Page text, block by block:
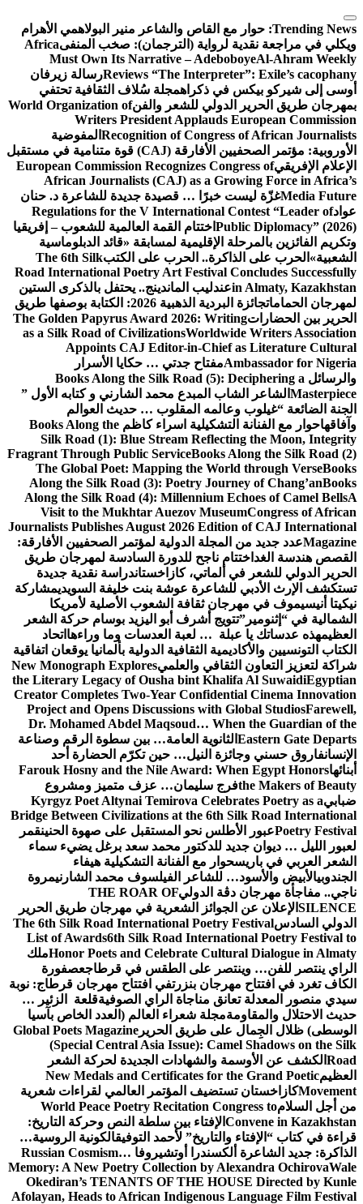
التجاوز
إلى
المحتوى
Trending News: حوار مع القاص والشاعر منير البولاهمي الأهرام
ويكلي في مراجعة نقدية لرواية (الترجمان): صخب المنفىAfrica
Must Own Its Narrative – AdeboboyeAl-Ahram Weekly
Reviews “The Interpreter”: Exile’s cacophanyرسالة زيرفان
أوسى إلى شيركو بيكس في ذكراهمجلة سُلاف الثقافية تحتفي
بمهرجان طريق الحرير الدولي للشعر والفنWorld Organization of
Writers President Applauds European Commission
Recognition of Congress of African Journalists المفوضية
الأوروبية: مؤتمر الصحفيين الأفارقة (CAJ) قوة متنامية في مستقبل
الإعلام الإفريقيEuropean Commission Recognizes Congress of
African Journalists (CAJ) as a Growing Force in Africa’s
Media Futureغزّة ليست خبرًا … قصيدة جديدة للشاعرة د. حنان
عوادRegulations for the V International Contest “Leader of
Public Diplomacy” (2026) اختتام القمة العالمية للشعوب – إفريقيا
وتكريم الفائزين بالمرحلة الإقليمية لمسابقة «قائد الدبلوماسية
الشعبية» الحرب على الذاكرة.. الحرب على الكتبThe 6th Silk
Road International Poetry Art Festival Concludes Successfully
in Almaty, Kazakhstanعندليب الماندينج.. يحتفل بالذكرى الستين
لمهرجان الحمامات
جائزة البردية الذهبية 2026: الكتابة بوصفها طريق
الحرير بين الحضاراتThe Golden Papyrus Award 2026: Writing
as a Silk Road of CivilizationsWorldwide Writers Association
Appoints CAJ Editor-in-Chief as Literature Cultural
Ambassador for Nigeriaمفتاح جدتي … حكايا الأسرار
والرسائل Books Along the Silk Road (5): Deciphering a
Masterpiece الشاعر الشاب المبدع محمد الشارني و كتابه الأول ”
الجنة الضائعة “غيلوب وعالمه المقلوب … حديث العوالم
وآفاقهاحوار مع الفنانة التشكيلية اسراء كاظم Books Along the
Silk Road (1): Blue Stream Reflecting the Moon, Integrity
Fragrant Through Public ServiceBooks Along the Silk Road (2)
The Global Poet: Mapping the World through VerseBooks
Along the Silk Road (3): Poetry Journey of Chang’anBooks
Along the Silk Road (4): Millennium Echoes of Camel BellsA
Visit to the Mukhtar Auezov MuseumCongress of African
Journalists Publishes August 2026 Edition of CAJ International
Magazineعدد جديد من المجلة الدولية لمؤتمر الصحفيين الأفارقة:
القصص هندسة الغد اختتام ناجح للدورة السادسة لمهرجان طريق
الحرير الدولي للشعر في ألماتي، كازاخستاندراسة نقدية جديدة
تستكشف الإرث الأدبي للشاعرة عوشة بنت خليفة السويديمشاركة
نيكيتا أنيسيموف في مهرجان ثقافة الشعوب الأصلية لأمريكا
الشمالية في “إثنومير”تتويج أشرف أبو اليزيد بوسام حركة الشعر
العظيمهذه عدساتك يا عبلة … لعبة العدسات وما وراءها اتحاد
الكتاب التونسيين والأكاديمية الثقافية الدولية بألمانيا يوقعان اتفاقية
شراكة لتعزيز التعاون الثقافي والعلميNew Monograph Explores
the Literary Legacy of Ousha bint Khalifa Al SuwaidiEgyptian
Creator Completes Two-Year Confidential Cinema Innovation
Project and Opens Discussions with Global StudiosFarewell,
Dr. Mohamed Abdel Maqsoud… When the Guardian of the
Eastern Gate Departs الثانوية العامة… بين سطوة الرقم وصناعة
الإنسانفاروق حسني وجائزة النيل… حين تكرّم الحضارة أحد
أبنائهاFarouk Hosny and the Nile Award: When Egypt Honors
the Makers of Beautyفرج سليمان… عزف متميز ومشروع
ضبابيKyrgyz Poet Altynai Temirova Celebrates Poetry as a
Bridge Between Civilizations at the 6th Silk Road International
Poetry Festivalعبور الأطلس نحو المستقبل على صهوة الحنينقمر
لعبور الليل … ديوان جديد للدكتور محمد سعد برغل يضيء سماء
الشعر العربي في باريسحوار مع الفنانة التشكيلية هيفاء
الجندوبيالأبيض والأسود… للشاعر الفيلسوف محمد الشارنيمروة
ناجي.. مفاجأة مهرجان دڨة الدوليTHE ROAR OF
SILENCE الإعلان عن الجوائز الشعرية في مهرجان طريق الحرير
الدولي السادسThe 6th Silk Road International Poetry Festival
List of Awards6th Silk Road International Poetry Festival to
Honor Poets and Celebrate Cultural Dialogue in Almatyملك
الراي ينتصر للفن… وينتصر على الطقس في قرطاجعصفورة
الكاف تغرد في افتتاح مهرجان بنزرتفي افتتاح مهرجان قرطاج: نوبة
سيدي منصور المعدلة تعانق مناجاة الراي الصوفيةقلعة الزئير …
حديث الاحتلال والمقاومةمجلة شعراء العالم (العدد الخاص بآسيا
الوسطى) ظلال الجِمال على طريق الحرير Global Poets Magazine
(Special Central Asia Issue): Camel Shadows on the Silk
Road الكشف عن الأوسمة والشهادات الجديدة لحركة الشعر
العظيمNew Medals and Certificates for the Grand Poetic
Movementكازاخستان تستضيف المؤتمر العالمي لقراءات شعرية
من أجل السلامWorld Peace Poetry Recitation Congress to
Convene in Kazakhstan الإفتاء بين سلطة النص وحركة التاريخ:
قراءة في كتاب “الإفتاء والتاريخ” لأحمد التوفيقالكونية الروسية…
الذاكرة: جديد الشاعرة ألكسندرا أوتشيروفا Russian Cosmism…
Memory: A New Poetry Collection by Alexandra OchirovaWale
Okediran’s TENANTS OF THE HOUSE Directed by Kunle
Afolayan, Heads to African Indigenous Language Film Festival